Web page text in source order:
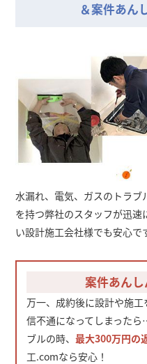
＆案件あん
水漏れ、電気、ガスのトラ
を持つ弊社のスタッフが迅
い設計施工会社様でも安心で
案件あん
万一、成約後に設計や施
信不通になってしまった
ブルの時、最大300万円の
工.comなら安心！